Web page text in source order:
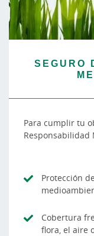
SEGURO
Para cumplir tu
Responsabilidad
Protección
Cobertura
flora, el aire